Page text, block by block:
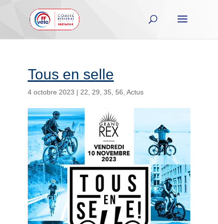
Tous en selle
4 octobre 2023 | 22 29 35 56 Actus